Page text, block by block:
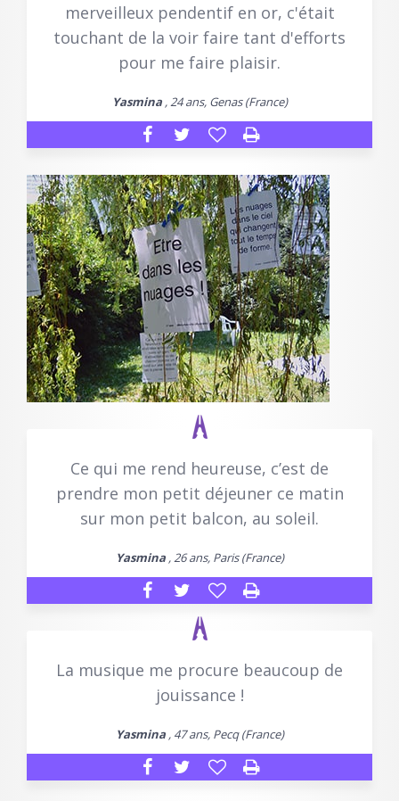
merveilleux pendentif en or, c'était
touchant de la voir faire tant d'efforts
pour me faire plaisir.
Yasmina, 24 ans, Genas (France)
Ce qui me rend heureuse, c’est de
prendre mon petit déjeuner ce matin
sur mon petit balcon, au soleil.
Yasmina, 26 ans, Paris (France)
La musique me procure beaucoup de
jouissance !
Yasmina, 47 ans, Pecq (France)